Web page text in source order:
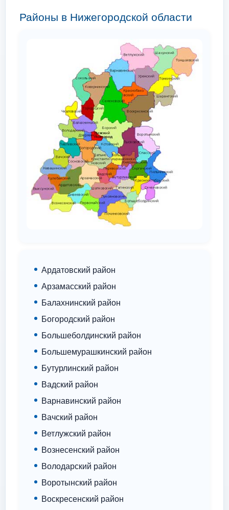
Районы в Нижегородской области
Ардатовский район
Арзамасский район
Балахнинский район
Богородский район
Большеболдинский район
Большемурашкинский район
Бутурлинский район
Вадский район
Варнавинский район
Вачский район
Ветлужский район
Вознесенский район
Володарский район
Воротынский район
Воскресенский район